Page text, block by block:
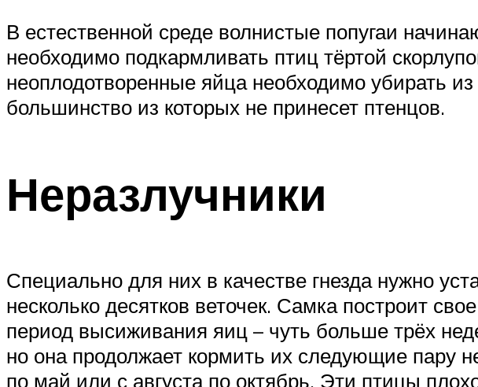
В естественной среде волнистые попугаи
необходимо подкармливать птиц тёртой
неоплодотворенные яйца необходимо убирать
большинство из которых не принесет птенцов.
Неразлучники
Специально для них в качестве гнезда нужно
несколько десятков веточек. Самка построит
период высиживания яиц – чуть больше трёх
но она продолжает кормить их следующие пару
по май или с августа по октябрь. Эти птицы